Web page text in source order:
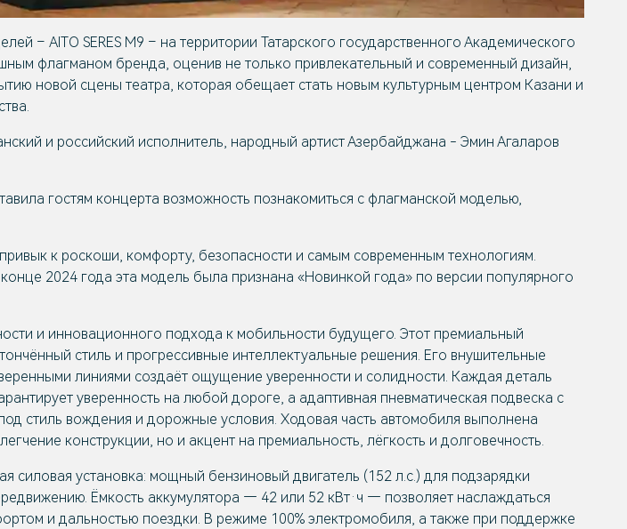
– AITO SERES M9 – на территории Татарского государственного Академического
флагманом бренда, оценив не только привлекательный и современный дизайн,
новой сцены театра, которая обещает стать новым культурным центром Казани и
и российский исполнитель, народный артист Азербайджана - Эмин Агаларов
гостям концерта возможность познакомиться с флагманской моделью,
к роскоши, комфорту, безопасности и самым современным технологиям.
2024 года эта модель была признана «Новинкой года» по версии популярного
и инновационного подхода к мобильности будущего. Этот премиальный
стиль и прогрессивные интеллектуальные решения. Его внушительные
линиями создаёт ощущение уверенности и солидности. Каждая деталь
уверенность на любой дороге, а адаптивная пневматическая подвеска с
стиль вождения и дорожные условия. Ходовая часть автомобиля выполнена
конструкции, но и акцент на премиальность, лёгкость и долговечность.
установка: мощный бензиновый двигатель (152 л.с.) для подзарядки
Ёмкость аккумулятора — 42 или 52 кВт·ч — позволяет наслаждаться
и дальностью поездки. В режиме 100% электромобиля, а также при поддержке